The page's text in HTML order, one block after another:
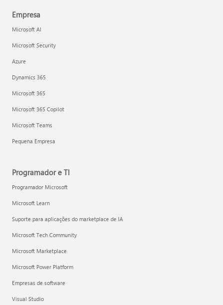
Empresa
Microsoft AI
Microsoft Security
Azure
Dynamics 365
Microsoft 365
Microsoft 365 Copilot
Microsoft Teams
Pequena Empresa
Programador e TI
Programador Microsoft
Microsoft Learn
Suporte para aplicações do marketplace de IA
Microsoft Tech Community
Microsoft Marketplace
Microsoft Power Platform
Empresas de software
Visual Studio